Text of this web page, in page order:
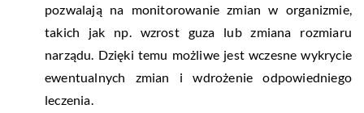
pozwalają na monitorowanie zmian w organizmie,
takich jak np. wzrost guza lub zmiana rozmiaru
narządu. Dzięki temu możliwe jest wczesne wykrycie
ewentualnych zmian i wdrożenie odpowiedniego
leczenia.